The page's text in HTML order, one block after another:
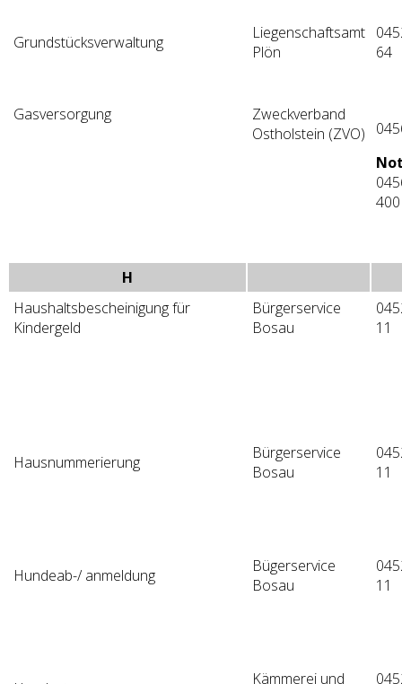
Grundstücksverwaltung
Liegenschaftsamt
Plön
64
Gasversorgung
Zweckverband
Ostholstein (ZVO)
400
H
Haushaltsbescheinigung für
Kindergeld
Bürgerservice
Bosau
11
Hausnummerierung
Bürgerservice
Bosau
11
Hundeab-/ anmeldung
Bügerservice
Bosau
11
Kämmerei und